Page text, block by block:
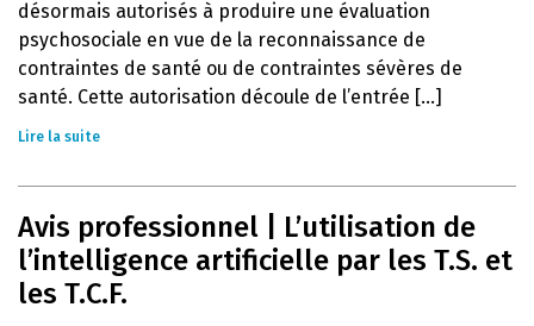
désormais autorisés à produire une évaluation
psychosociale en vue de la reconnaissance de
contraintes de santé ou de contraintes sévères de
santé. Cette autorisation découle de l’entrée [...]
Lire la suite
Avis professionnel | L’utilisation de
l’intelligence artificielle par les T.S. et
les T.C.F.